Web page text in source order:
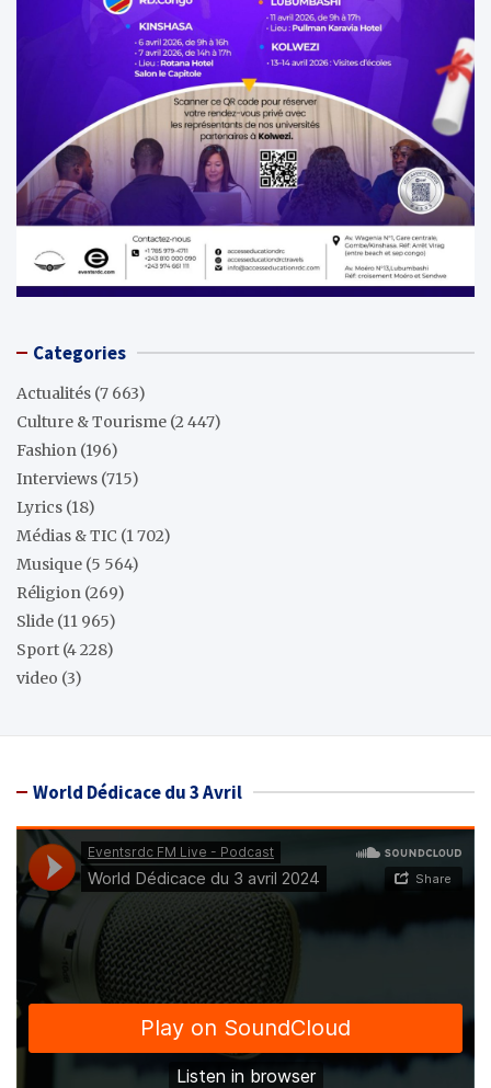
Categories
Actualités (7 663)
Culture & Tourisme (2 447)
Fashion (196)
Interviews (715)
Lyrics (18)
Médias & TIC (1 702)
Musique (5 564)
Réligion (269)
Slide (11 965)
Sport (4 228)
video (3)
World Dédicace du 3 Avril